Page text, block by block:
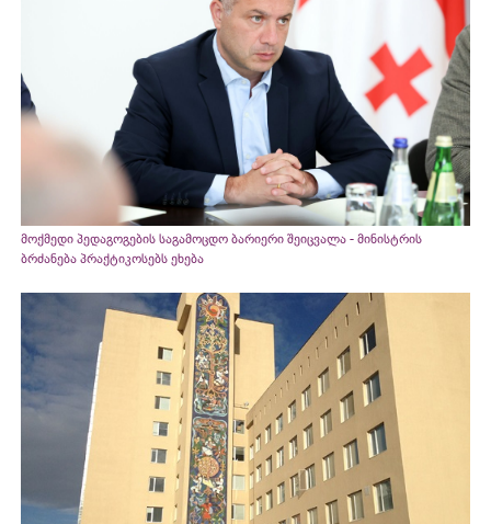
მოქმედი პედაგოგების საგამოცდო ბარიერი შეიცვალა - მინისტრის
ბრძანება პრაქტიკოსებს ეხება